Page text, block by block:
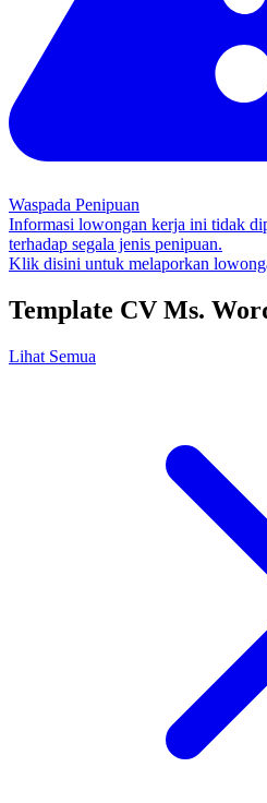
Waspada Penipuan
Informasi lowongan kerja ini tidak
terhadap segala jenis penipuan.
Klik disini untuk melaporkan
Template CV Ms.
Lihat Semua